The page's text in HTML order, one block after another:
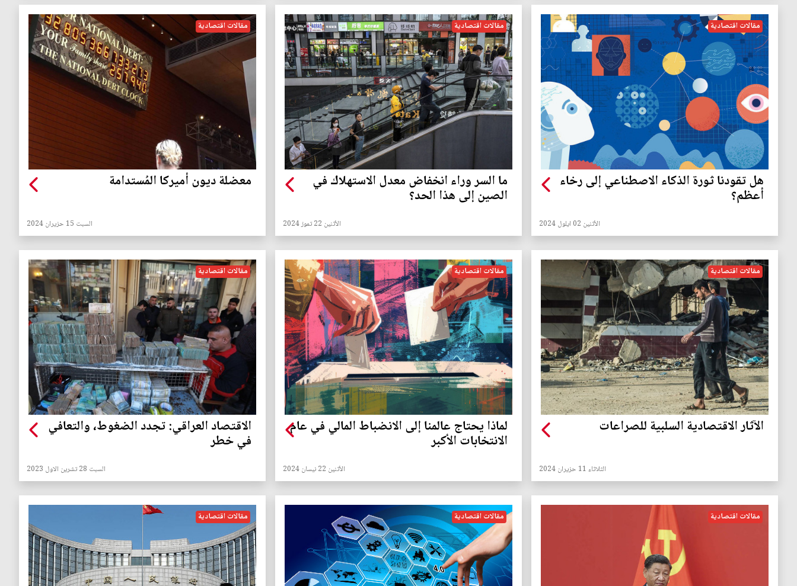
مقالات اقتصادية
هل تقودنا ثورة الذكاء الاصطناعي إلى رخاء
أعظم؟
الأثنين 02 ايلول 2024
مقالات اقتصادية
ما السر وراء انخفاض معدل الاستهلاك في
الصين إلى هذا الحد؟
الأثنين 22 تموز 2024
مقالات اقتصادية
معضلة ديون أميركا المُستدامة
السبت 15 حزيران 2024
مقالات اقتصادية
الآثار الاقتصادية السلبية للصراعات
الثلاثاء 11 حزيران 2024
مقالات اقتصادية
لماذا يحتاج عالمنا إلى الانضباط المالي في عام
الانتخابات الأكبر
الأثنين 22 نيسان 2024
مقالات اقتصادية
الاقتصاد العراقي: تجدد الضغوط، والتعافي
في خطر
السبت 28 تشرين الاول 2023
مقالات اقتصادية مقالات اقتصادية مقالات اقتصادية